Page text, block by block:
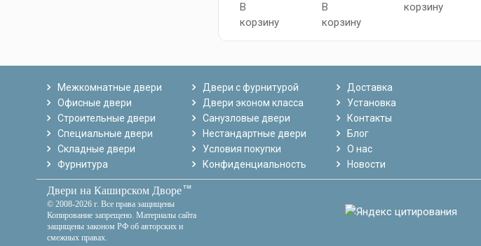
В
корзину
В
корзину
корзину
Межкомнатные двери
Офисные двери
Строительные двери
Специальные двери
Складные двери
Фурнитура
Двери с фурнитурой
Двери эконом класса
Санузловые двери
Нестандартные двери
Условия покупки
Конфиденциальность
Доставка
Установка
Контакты
Блог
О нас
Новости
Двери на Каширском Дворетм
© 2008-2026 г. Все права защищены
Копирование запрещено. Материалы сайта
защищены законом РФ об авторских и
смежных правах.